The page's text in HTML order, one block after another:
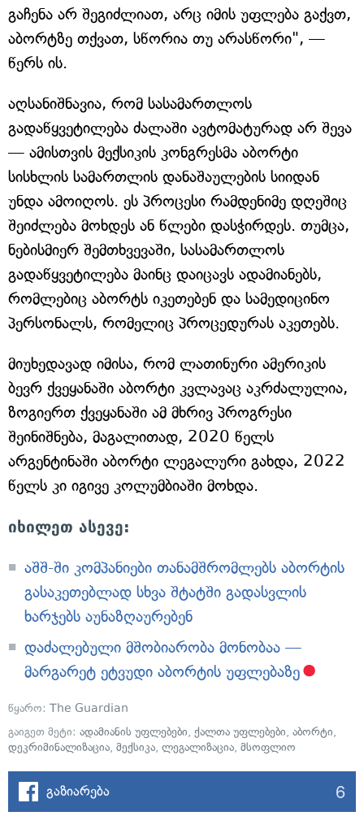
გაჩენა არ შეგიძლიათ, არც იმის უფლება გაქვთ,
აბორტზე თქვათ, სწორია თუ არასწორი", —
წერს ის.
აღსანიშნავია, რომ სასამართლოს
გადაწყვეტილება ძალაში ავტომატურად არ შევა
— ამისთვის მექსიკის კონგრესმა აბორტი
სისხლის სამართლის დანაშაულების სიიდან
უნდა ამოიღოს. ეს პროცესი რამდენიმე დღეშიც
შეიძლება მოხდეს ან წლები დასჭირდეს. თუმცა,
ნებისმიერ შემთხვევაში, სასამართლოს
გადაწყვეტილება მაინც დაიცავს ადამიანებს,
რომლებიც აბორტს იკეთებენ და სამედიცინო
პერსონალს, რომელიც პროცედურას აკეთებს.
მიუხედავად იმისა, რომ ლათინური ამერიკის
ბევრ ქვეყანაში აბორტი კვლავაც აკრძალულია,
ზოგიერთ ქვეყანაში ამ მხრივ პროგრესი
შეინიშნება, მაგალითად, 2020 წელს
არგენტინაში აბორტი ლეგალური გახდა, 2022
წელს კი იგივე კოლუმბიაში მოხდა.
იხილეთ ასევე:
აშშ-ში კომპანიები თანამშრომლებს აბორტის
გასაკეთებლად სხვა შტატში გადასვლის
ხარჯებს აუნაზღაურებენ
დაძალებული მშობიარობა მონობაა —
მარგარეტ ეტვუდი აბორტის უფლებაზე
წყარო: The Guardian
გაიგეთ მეტი: ადამიანის უფლებები, ქალთა უფლებები, აბორტი,
დეკრიმინალიზაცია, მექსიკა, ლეგალიზაცია, მსოფლიო
გაზიარება 6